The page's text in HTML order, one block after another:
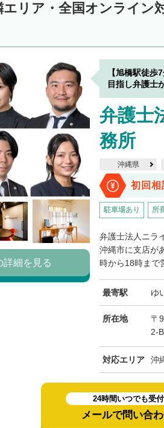
エリア・全国オンライン
【旭橋駅徒
目指し弁護士
弁護士
務所
沖縄県
初回相
駐車場あり 所
弁護士法人ニラ
沖縄市に支店が
時から18時まで
最寄駅 ゆ
所在地
〒
2-B
対応エリア 沖
詳細を見る
24時間いつでも受
メールで問い合